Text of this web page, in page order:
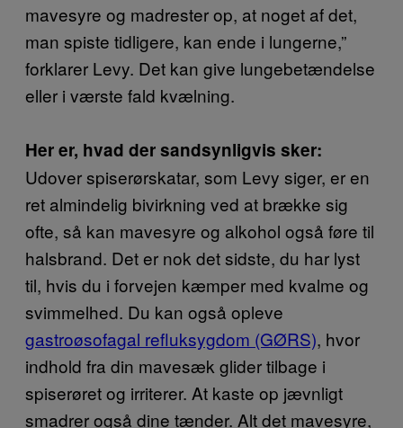
mavesyre og madrester op, at noget af det,
man spiste tidligere, kan ende i lungerne,”
forklarer Levy. Det kan give lungebetændelse
eller i værste fald kvælning.
Her er, hvad der sandsynligvis sker:
Udover spiserørskatar, som Levy siger, er en
ret almindelig bivirkning ved at brække sig
ofte, så kan mavesyre og alkohol også føre til
halsbrand. Det er nok det sidste, du har lyst
til, hvis du i forvejen kæmper med kvalme og
svimmelhed. Du kan også opleve
gastroøsofagal refluksygdom (GØRS), hvor
indhold fra din mavesæk glider tilbage i
spiserøret og irriterer. At kaste op jævnligt
smadrer også dine tænder. Alt det mavesyre,